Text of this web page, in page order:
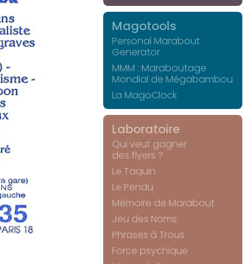
Magotools
Personal Marabout
Generator
MMM : Maraboutage
Mondial de Mégabambou
La MagoClock
Laboratoire
Qui veut gagner
des flyers ?
Le Taquin
Le Pendu
Mémoire de Marabout
Jeu des Noms
Phrases à Trous
Force psychique